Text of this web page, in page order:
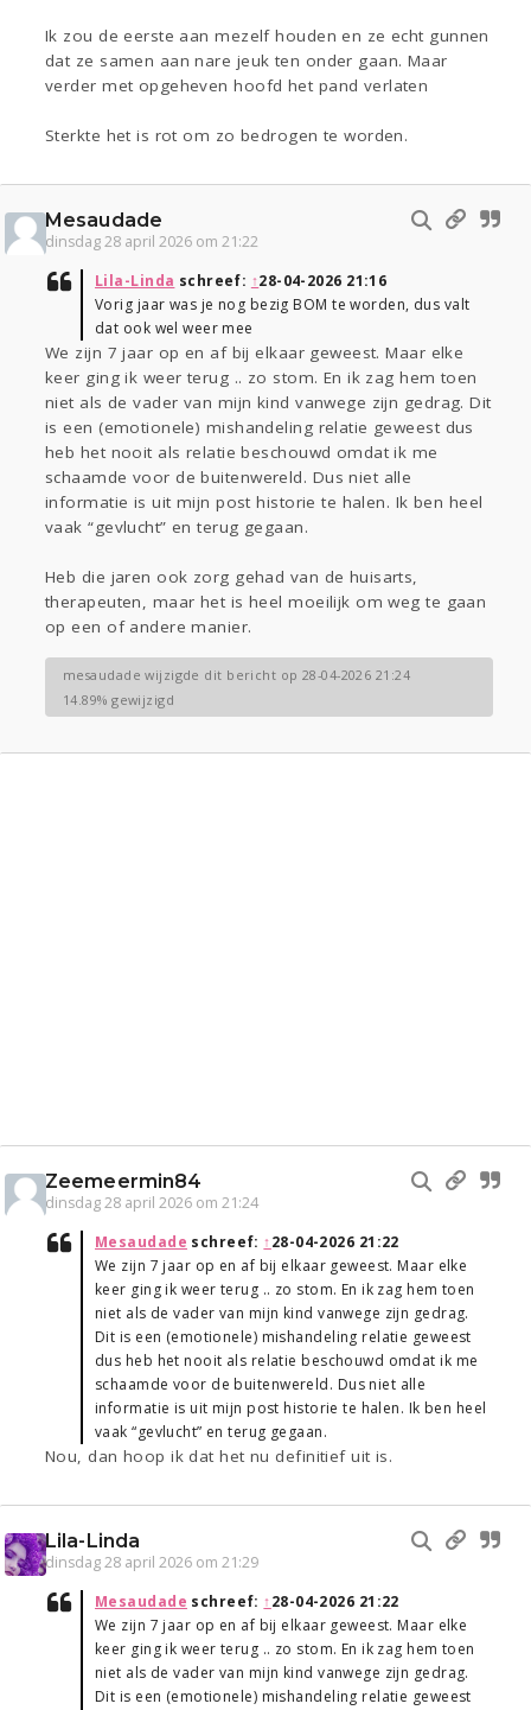
Ik zou de eerste aan mezelf houden en ze echt gunnen
dat ze samen aan nare jeuk ten onder gaan. Maar
verder met opgeheven hoofd het pand verlaten
Sterkte het is rot om zo bedrogen te worden.
Mesaudade
dinsdag 28 april 2026 om 21:22
Lila-Linda schreef: ↑28-04-2026 21:16
Vorig jaar was je nog bezig BOM te worden, dus valt
dat ook wel weer mee
We zijn 7 jaar op en af bij elkaar geweest. Maar elke
keer ging ik weer terug .. zo stom. En ik zag hem toen
niet als de vader van mijn kind vanwege zijn gedrag. Dit
is een (emotionele) mishandeling relatie geweest dus
heb het nooit als relatie beschouwd omdat ik me
schaamde voor de buitenwereld. Dus niet alle
informatie is uit mijn post historie te halen. Ik ben heel
vaak “gevlucht” en terug gegaan.
Heb die jaren ook zorg gehad van de huisarts,
therapeuten, maar het is heel moeilijk om weg te gaan
op een of andere manier.
mesaudade wijzigde dit bericht op 28-04-2026 21:24
14.89% gewijzigd
Zeemeermin84
dinsdag 28 april 2026 om 21:24
Mesaudade schreef: ↑28-04-2026 21:22
We zijn 7 jaar op en af bij elkaar geweest. Maar elke
keer ging ik weer terug .. zo stom. En ik zag hem toen
niet als de vader van mijn kind vanwege zijn gedrag.
Dit is een (emotionele) mishandeling relatie geweest
dus heb het nooit als relatie beschouwd omdat ik me
schaamde voor de buitenwereld. Dus niet alle
informatie is uit mijn post historie te halen. Ik ben heel
vaak “gevlucht” en terug gegaan.
Nou, dan hoop ik dat het nu definitief uit is.
Lila-Linda
dinsdag 28 april 2026 om 21:29
Mesaudade schreef: ↑28-04-2026 21:22
We zijn 7 jaar op en af bij elkaar geweest. Maar elke
keer ging ik weer terug .. zo stom. En ik zag hem toen
niet als de vader van mijn kind vanwege zijn gedrag.
Dit is een (emotionele) mishandeling relatie geweest